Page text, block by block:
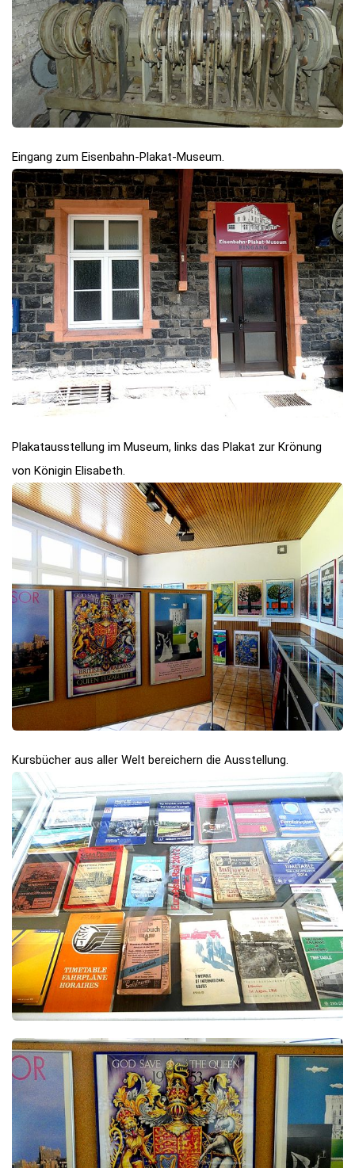
Eingang zum Eisenbahn-Plakat-Museum.
Plakatausstellung im Museum, links das Plakat zur Krönung
von Königin Elisabeth.
Kursbücher aus aller Welt bereichern die Ausstellung.